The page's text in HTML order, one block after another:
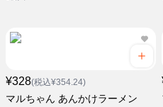
¥328(税込¥354.24)
マルちゃん あんかけラーメン